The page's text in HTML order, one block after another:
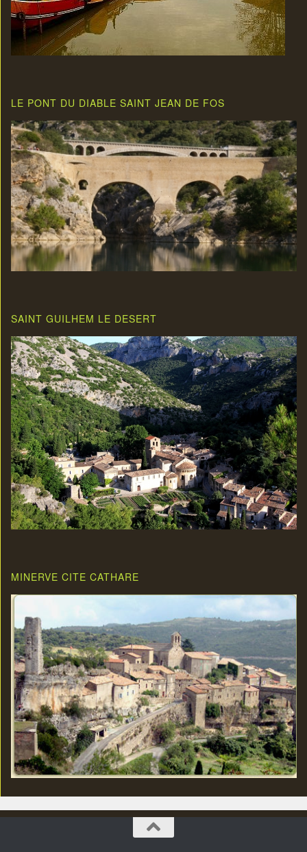
LE PONT DU DIABLE SAINT JEAN DE FOS
SAINT GUILHEM LE DESERT
MINERVE CITE CATHARE